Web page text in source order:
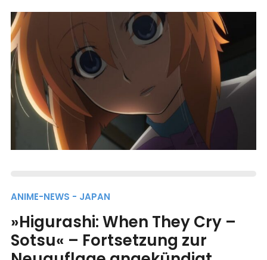
ANIME-NEWS - JAPAN
»Higurashi: When They Cry –
Sotsu« – Fortsetzung zur